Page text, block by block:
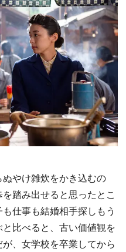
やけ雑炊をかき込むの
踏み出せると思ったとこ
仕事も結婚相手探しもう
比べると、古い価値観を
、女学校を卒業してから